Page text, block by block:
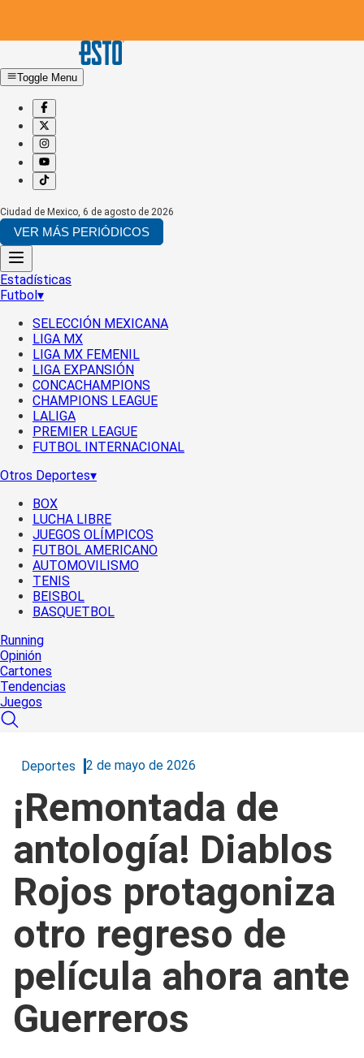
Toggle Menu
Ciudad de Mexico, 6 de agosto de 2026
VER MÁS PERIÓDICOS
Estadísticas
Futbol▾
SELECCIÓN MEXICANA
LIGA MX
LIGA MX FEMENIL
LIGA EXPANSIÓN
CONCACHAMPIONS
CHAMPIONS LEAGUE
LALIGA
PREMIER LEAGUE
FUTBOL INTERNACIONAL
Otros Deportes▾
BOX
LUCHA LIBRE
JUEGOS OLÍMPICOS
FUTBOL AMERICANO
AUTOMOVILISMO
TENIS
BEISBOL
BASQUETBOL
Running
Opinión
Cartones
Tendencias
Juegos
Deportes 2 de mayo de 2026
¡Remontada de
antología! Diablos
Rojos protagoniza
otro regreso de
película ahora ante
Guerreros